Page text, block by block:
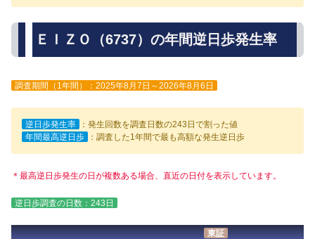
ＥＩＺＯ（6737）の年間逆日歩発生率
調査期間（1年間）：2025年8月7日～2026年8月6日
逆日歩発生率
：発生回数を調査日数の243日で割った値
年間最高逆日歩
：調査した1年間で最も高額な発生逆日歩
＊最高逆日歩発生の日が複数ある場合、直近の日付を表示しています。
逆日歩調査の日数：243日
東証